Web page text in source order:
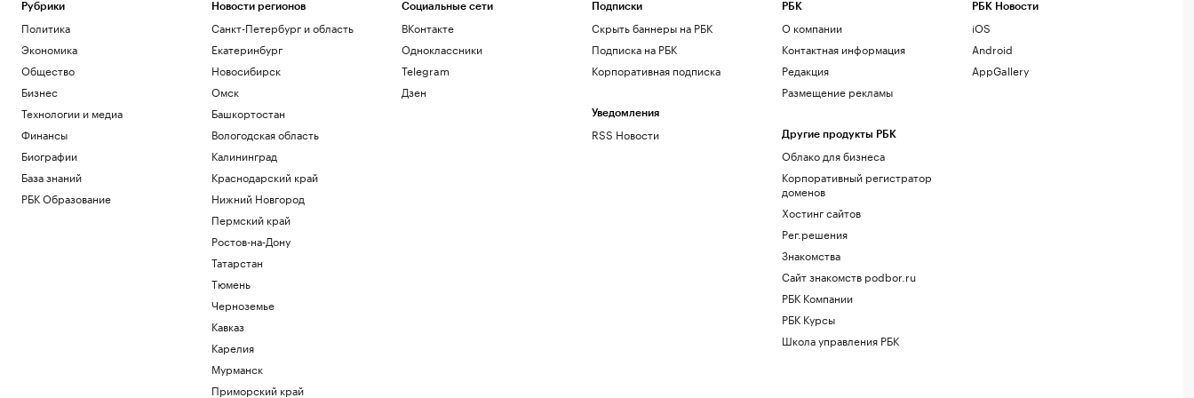
Рубрики
Политика
Экономика
Общество
Бизнес
Технологии и медиа
Финансы
Биографии
База знаний
РБК Образование
Новости регионов
Санкт-Петербург и область
Екатеринбург
Новосибирск
Омск
Башкортостан
Вологодская область
Калининград
Краснодарский край
Нижний Новгород
Пермский край
Ростов-на-Дону
Татарстан
Тюмень
Черноземье
Кавказ
Карелия
Мурманск
Приморский край
Социальные сети
ВКонтакте
Одноклассники
Telegram
Дзен
Подписки
Скрыть баннеры на РБК
Подписка на РБК
Корпоративная подписка
Уведомления
RSS Новости
РБК
О компании
Контактная информация
Редакция
Размещение рекламы
Другие продукты РБК
Облако для бизнеса
Корпоративный регистратор
доменов
Хостинг сайтов
Рег.решения
Знакомства
Сайт знакомств podbor.ru
РБК Компании
РБК Курсы
Школа управления РБК
РБК Новости
iOS
Android
AppGallery